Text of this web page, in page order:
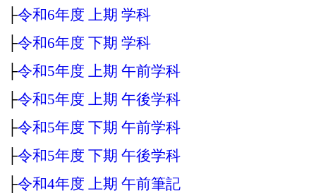
├令和6年度 上期 学科
├令和6年度 下期 学科
├令和5年度 上期 午前学科
├令和5年度 上期 午後学科
├令和5年度 下期 午前学科
├令和5年度 下期 午後学科
├令和4年度 上期 午前筆記